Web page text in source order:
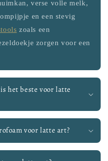
verse volle melk,
en een stevig
zoals een
zorgen voor een
het beste voor latte
voor latte art?